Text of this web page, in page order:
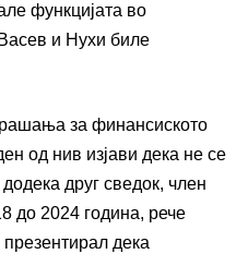
функцијата во
и Нухи биле
за финансиското
од нив изјави дека не се
друг сведок, член
до 2024 година, рече
дека